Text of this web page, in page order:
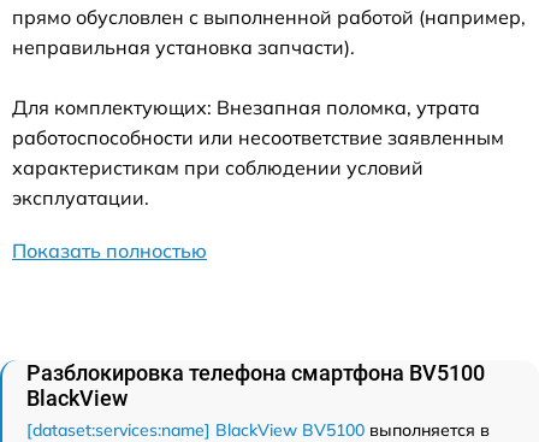
прямо обусловлен с выполненной работой (например,
неправильная установка запчасти).
Для комплектующих: Внезапная поломка, утрата
работоспособности или несоответствие заявленным
характеристикам при соблюдении условий
эксплуатации.
Показать полностью
Разблокировка телефона смартфона BV5100
BlackView
[dataset:services:name] BlackView BV5100 выполняется в